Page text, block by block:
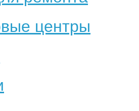
центры